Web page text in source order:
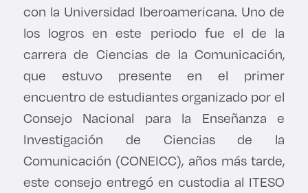
Graduaciones
CRUCE
Derecho
Lo más buscado
Carreras
con la Universidad Iberoamericana. Uno de
los logros en este periodo fue el de la
carrera de Ciencias de la Comunicación,
que estuvo presente en el primer
encuentro de estudiantes organizado por el
Consejo Nacional para la Enseñanza e
Investigación de Ciencias de la
Comunicación (CONEICC), años más tarde,
este consejo entregó en custodia al ITESO